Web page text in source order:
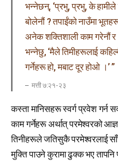
भन्नेछन्, ‘प्रभु, प्रभु, के हामीले
बोलेनौं ? तपाईंको नाउँमा
अनेक शक्तिशाली काम गरेनौं
भन्नेछु, ‘मैले तिमीहरूलाई
गर्नेहरू हो, मबाट दूर होओ ।’ ”
मत्ती ७:२१-२३
कस्ता मानिसहरू स्वर्ग प्रवेश गर्न
काम गर्नेहरू अर्थात् परमेश्वरको
तिनीहरूले जतिसुकै परमेश्वरलाई
मुक्ति पाउने कुरामा ढुक्क भए